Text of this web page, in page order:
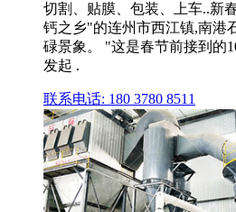
切割、贴膜、包装、上车..新
钙之乡"的连州市西江镇,南港
碌景象。 "这是春节前接到的
发起 .
联系电话: 180 3780 8511